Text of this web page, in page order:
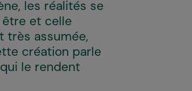
les réalités se
être et celle
très assumée,
création parle
le rendent